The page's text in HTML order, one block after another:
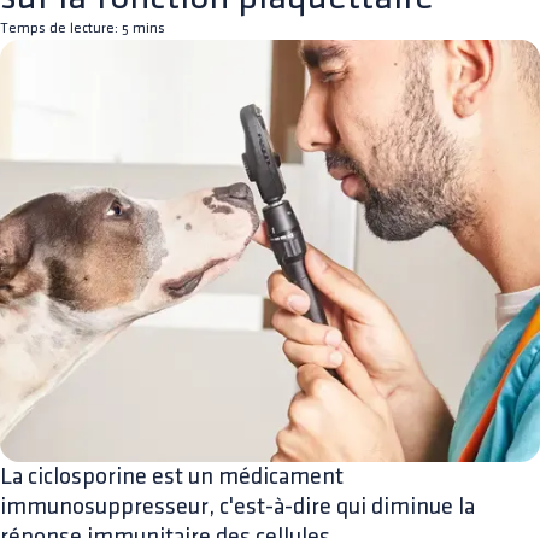
Temps de lecture: 5 mins
La ciclosporine est un médicament
immunosuppresseur, c'est-à-dire qui diminue la